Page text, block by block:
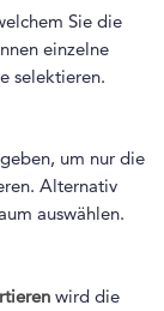
Sie die
einzelne
selektieren.
um nur die
Alternativ
auswählen.
wird die